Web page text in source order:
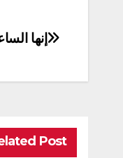
تصفّح
إنها
Post